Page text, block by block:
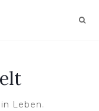
Leben.